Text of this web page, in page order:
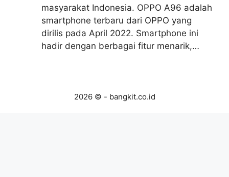
masyarakat Indonesia. OPPO A96 adalah
smartphone terbaru dari OPPO yang
dirilis pada April 2022. Smartphone ini
hadir dengan berbagai fitur menarik,…
2026 © - bangkit.co.id